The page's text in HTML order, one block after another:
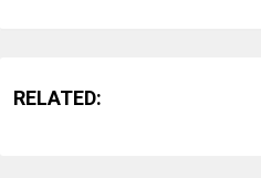
RELATED: